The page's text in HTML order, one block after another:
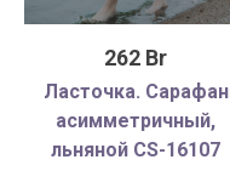
262 Br
Ласточка. Сарафан
асимметричный,
льняной CS-16107